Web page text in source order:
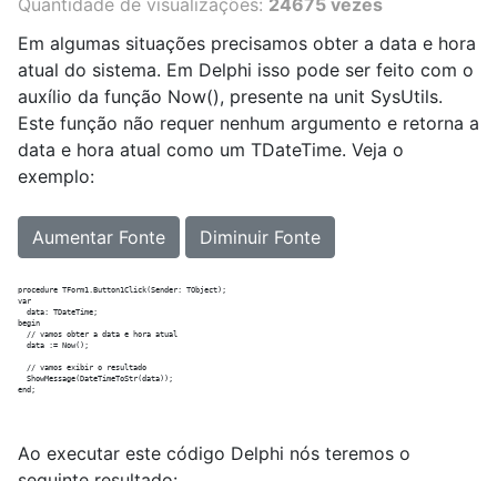
Quantidade de visualizações: 24675 vezes
Em algumas situações precisamos obter a data e hora
atual do sistema. Em Delphi isso pode ser feito com o
auxílio da função Now(), presente na unit SysUtils.
Este função não requer nenhum argumento e retorna a
data e hora atual como um TDateTime. Veja o
exemplo:
Aumentar Fonte Diminuir Fonte
procedure TForm1.Button1Click(Sender: TObject);
var
  data: TDateTime;
begin
  // vamos obter a data e hora atual
  data := Now();
  // vamos exibir o resultado
  ShowMessage(DateTimeToStr(data));
Ao executar este código Delphi nós teremos o